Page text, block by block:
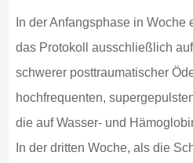
In der Anfangsphase in Woche
das Protokoll ausschließlich
schwerer posttraumatischer
hochfrequenten,
die auf Wasser- und
In der dritten Woche, als die